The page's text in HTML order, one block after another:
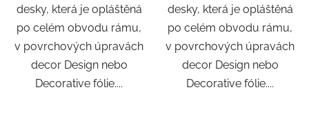
desky, která je opláštěná
po celém obvodu rámu,
v povrchových úpravách
decor Design nebo
Decorative fólie....
desky, která je opláštěná
po celém obvodu rámu,
v povrchových úpravách
decor Design nebo
Decorative fólie....